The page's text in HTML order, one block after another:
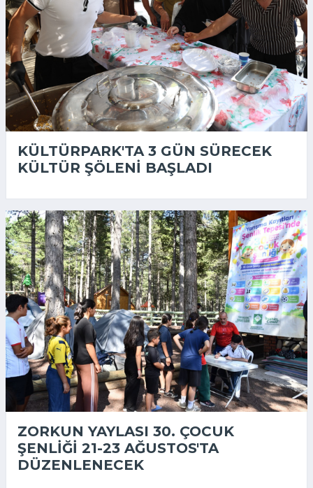
KÜLTÜRPARK'TA 3 GÜN SÜRECEK
KÜLTÜR ŞÖLENI BAŞLADI
ZORKUN YAYLASI 30. ÇOCUK
ŞENLIĞI 21-23 AĞUSTOS'TA
DÜZENLENECEK